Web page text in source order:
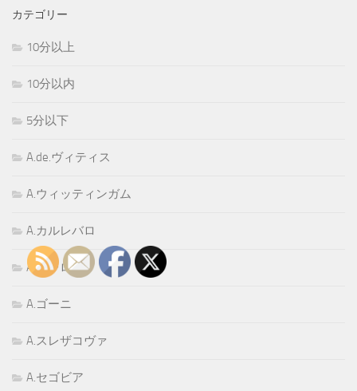
カテゴリー
10分以上
10分以内
5分以下
A.de.ヴィティス
A.ウィッティンガム
A.カルレバロ
A.ゲレロ
A.ゴーニ
A.スレザコヴァ
A.セゴビア